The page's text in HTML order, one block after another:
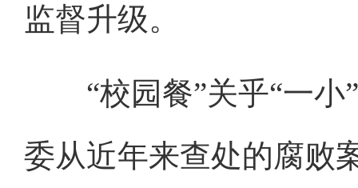
监督升级。
“校园餐”关乎“一小”
委从近年来查处的腐败